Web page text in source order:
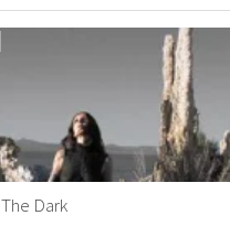
Dark